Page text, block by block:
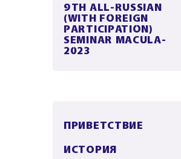
9TH ALL-RUSSIAN
(WITH FOREIGN
PARTICIPATION)
SEMINAR MACULA-
2023
ПРИВЕТСТВИЕ
ИСТОРИЯ